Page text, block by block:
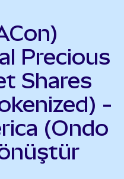
Precious
Shares
-
(Ondo